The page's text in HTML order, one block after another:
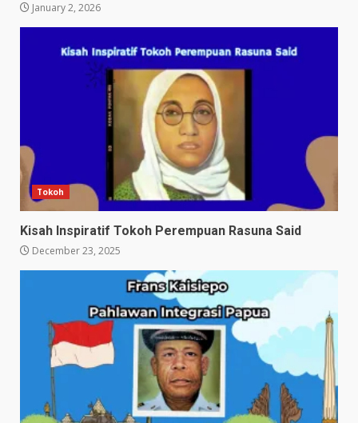
January 2, 2026
Tokoh
Kisah Inspiratif Tokoh Perempuan Rasuna Said
December 23, 2025